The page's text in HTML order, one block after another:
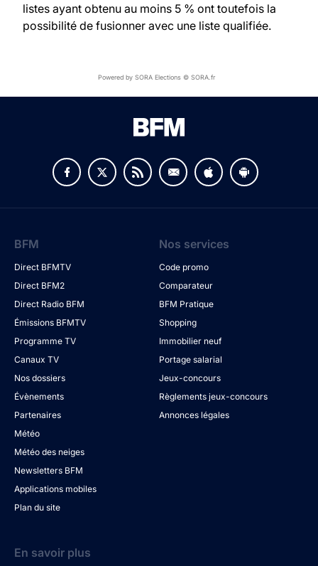
listes ayant obtenu au moins 5 % ont toutefois la
possibilité de fusionner avec une liste qualifiée.
Powered by SORA Elections © SORA.fr
BFM
Direct BFMTV
Direct BFM2
Direct Radio BFM
Émissions BFMTV
Programme TV
Canaux TV
Nos dossiers
Évènements
Partenaires
Météo
Météo des neiges
Newsletters BFM
Applications mobiles
Plan du site
Nos services
Code promo
Comparateur
BFM Pratique
Shopping
Immobilier neuf
Portage salarial
Jeux-concours
Règlements jeux-concours
Annonces légales
En savoir plus